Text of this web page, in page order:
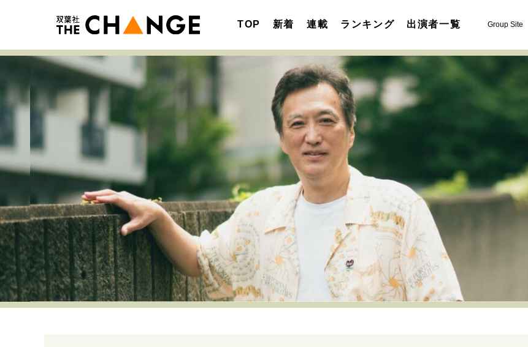
TOP 新着 連載 ランキング 出演者一覧 Group Site
SPECIAL 注目の記事テーマで探す
運命を変えた出会い
表現者の葛藤
人生が動いた日 10代の挫折と原点
キャリア・働き方 セカンドキャリアの描き方 独立という決断
夢を掴む選択
経営・ビジネス リーダーの流儀 変革の原動力 次世代へのバトン